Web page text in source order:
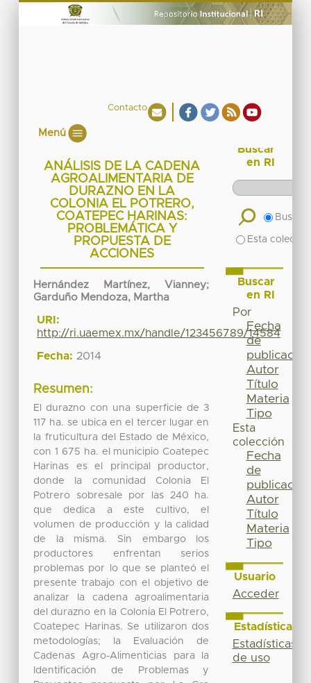
Contacto
Menú
ANÁLISIS DE LA CADENA
AGROALIMENTARIA DE
DURAZNO EN LA
COLONIA EL POTRERO,
COATEPEC HARINAS:
PROBLEMÁTICA Y
PROPUESTA DE
ACCIONES
Hernández Martínez, Vianney;
Garduño Mendoza, Martha
URI:
http://ri.uaemex.mx/handle/123456789/14584
Fecha: 2014
Resumen:
El durazno con una superficie de 3
117 ha. se ubica en el tercer lugar en
la fruticultura del Estado de México,
con 1 675 ha. el municipio Coatepec
Harinas es el principal productor,
donde la comunidad Colonia El
Potrero sobresale por las 240 ha.
que dedica a este cultivo, el
volumen de producción y la calidad
de la misma. Sin embargo los
productores enfrentan serios
problemas por lo que se planteó el
presente trabajo con el objetivo de
analizar la cadena agroalimentaria
del durazno en la Colonia El Potrero,
Coatepec Harinas. Se utilizaron dos
metodologías; la Evaluación de
Cadenas Agro-Alimenticias para la
Identificación de Problemas y
Buscar
en RI
Buscar
Esta
Buscar
en RI
Por
Fecha
de
publicación
Autor
Título
Materia
Tipo
Esta
colección
Fecha
de
publicación
Autor
Título
Materia
Tipo
Usuario
Acceder
Estadísticas
Estadísticas
de uso